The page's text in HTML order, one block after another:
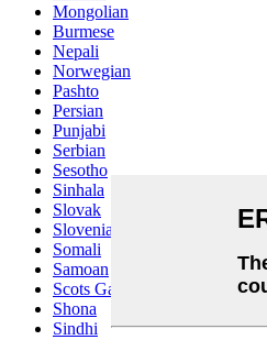
Mongolian
Burmese
Nepali
Norwegian
Pashto
Persian
Punjabi
Serbian
Sesotho
Sinhala
Slovak
Slovenian
Somali
Samoan
Scots Gaelic
Shona
Sindhi